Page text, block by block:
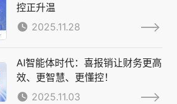
控正升温
2025.11.28
AI智能体时代：喜报销让财务更高
效、更智慧、更懂控！
2025.11.03